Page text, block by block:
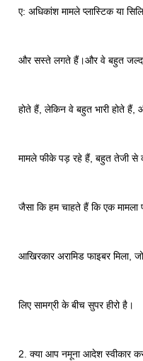
ए: अधिकांश मामले प्लास्टिक या
और सस्ते लगते हैं।और वे बहुत
होते हैं, लेकिन वे बहुत भारी होते
मामले फीके पड़ रहे हैं, बहुत तेजी से
जैसा कि हम चाहते हैं कि एक
आखिरकार अरामिड फाइबर
लिए सामग्री के बीच सुपर हीरो है।
2. क्या आप नमूना आदेश स्वीकार